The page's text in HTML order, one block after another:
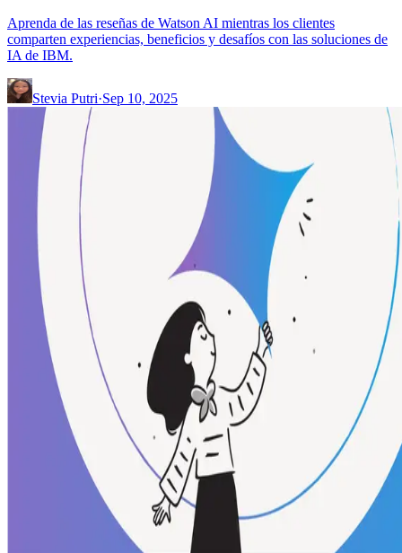
Aprenda de las reseñas de Watson AI mientras los clientes
comparten experiencias, beneficios y desafíos con las soluciones de
IA de IBM.
Stevia Putri·Sep 10, 2025